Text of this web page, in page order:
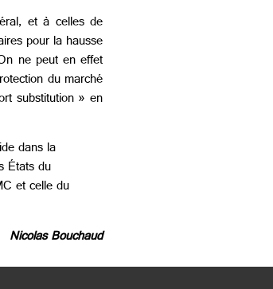
et à celles de
pour la hausse
ne peut en effet
du marché
substitution » en
dans la
États du
et celle du
Nicolas Bouchaud